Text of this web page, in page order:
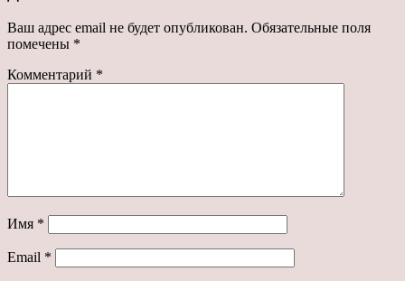
Ваш адрес email не будет опубликован. Обязательные поля
помечены *
Комментарий *
Имя *
Email *